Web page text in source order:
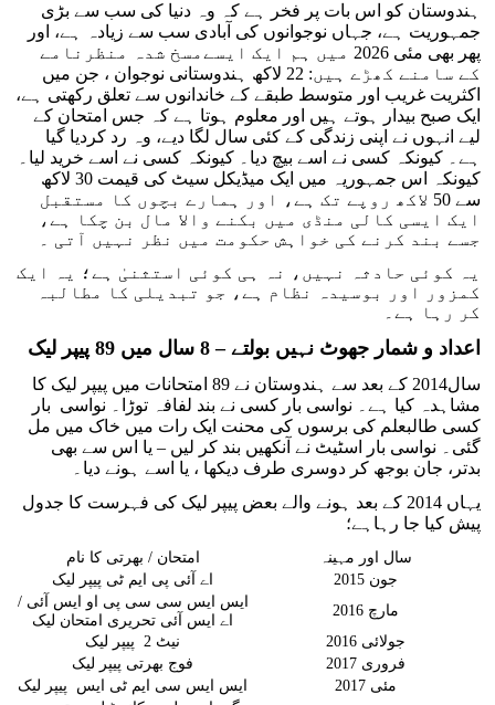
ہندوستان کو اس بات پر فخر ہے کہ وہ دنیا کی سب سے بڑی
جمہوریت ہے، جہاں نوجوانوں کی آبادی سب سے زیادہ ہے، اور
پھر بھی مئی 2026 میں ہم ایک ایسےمسخ شدہ منظرنامے
کے سامنے کھڑے ہیں: 22 لاکھ ہندوستانی نوجوان ، جن میں
اکثریت غریب اور متوسط طبقے کے خاندانوں سے تعلق رکھتی ہے،
ایک صبح بیدار ہوتے ہیں اور معلوم ہوتا ہے کہ جس امتحان کے
لیے انہوں نے اپنی زندگی کے کئی سال لگا دیے، وہ رد کردیا گیا
ہے۔ کیونکہ کسی نے اسے بیچ دیا۔ کیونکہ کسی نے اسے خرید لیا۔
کیونکہ اس جمہوریہ میں ایک میڈیکل سیٹ کی قیمت 30 لاکھ
سے 50 لاکھ روپے تک ہے، اور ہمارے بچوں کا مستقبل
ایک ایسی کالی منڈی میں بکنے والا مال بن چکا ہے،
جسے بند کرنے کی خواہش حکومت میں نظر نہیں آتی ۔
یہ کوئی حادثہ نہیں، نہ ہی کوئی استثنیٰ ہے؛ یہ ایک
کمزور اور بوسیدہ نظام ہے، جو تبدیلی کا مطالبہ
کر رہا ہے۔
اعداد و شمار جھوٹ نہیں بولتے – 8 سال میں 89 پیپر لیک
سال2014 کے بعد سے ہندوستان نے 89 امتحانات میں پیپر لیک کا
مشاہدہ کیا ہے۔ نواسی بار کسی نے بند لفافہ توڑا۔ نواسی بار
کسی طالبعلم کی برسوں کی محنت ایک رات میں خاک میں مل
گئی۔ نواسی بار اسٹیٹ نے آنکھیں بند کر لیں – یا اس سے بھی
بدتر، جان بوجھ کر دوسری طرف دیکھا ، یا اسے ہونے دیا۔
یہاں 2014 کے بعد ہونے والے بعض پیپر لیک کی فہرست کا جدول
پیش کیا جا رہاہے؛
امتحان / بھرتی کا نام
سال اور مہینہ
اے آئی پی ایم ٹی پیپر لیک
جون 2015
ایس ایس سی سی پی او ایس آئی /
اے ایس آئی تحریری امتحان لیک
مارچ 2016
نیٹ 2 پیپر لیک
جولائی 2016
فوج بھرتی پیپر لیک
فروری 2017
ایس ایس سی ایم ٹی ایس پیپر لیک
مئی 2017